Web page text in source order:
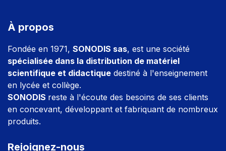
À propos
Fondée en 1971, SONODIS sas, est une société
spécialisée dans la distribution de matériel
scientifique et didactique destiné à l'enseignement
en lycée et collège.
SONODIS reste à l'écoute des besoins de ses clients
en concevant, développant et fabriquant de nombreux
produits.
Rejoignez-nous